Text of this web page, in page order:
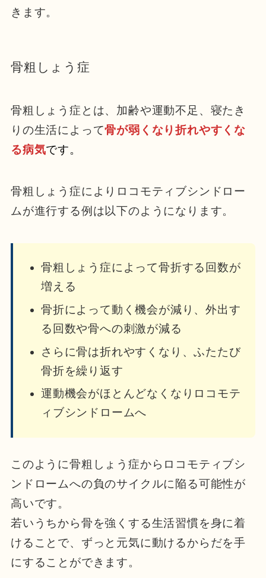
きます。
骨粗しょう症
骨粗しょう症とは、加齢や運動不足、寝たき
りの生活によって骨が弱くなり折れやすくな
る病気です。
骨粗しょう症によりロコモティブシンドロー
ムが進行する例は以下のようになります。
骨粗しょう症によって骨折する回数が
増える
骨折によって動く機会が減り、外出す
る回数や骨への刺激が減る
さらに骨は折れやすくなり、ふたたび
骨折を繰り返す
運動機会がほとんどなくなりロコモテ
ィブシンドロームへ
このように骨粗しょう症からロコモティブシ
ンドロームへの負のサイクルに陥る可能性が
高いです。
若いうちから骨を強くする生活習慣を身に着
けることで、ずっと元気に動けるからだを手
にすることができます。